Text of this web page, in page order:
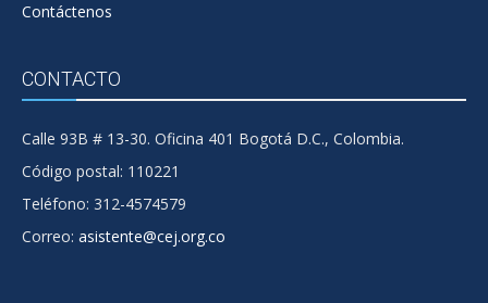
Contáctenos
CONTACTO
Calle 93B # 13-30. Oficina 401 Bogotá D.C., Colombia.
Código postal: 110221
Teléfono: 312-4574579
Correo: asistente@cej.org.co